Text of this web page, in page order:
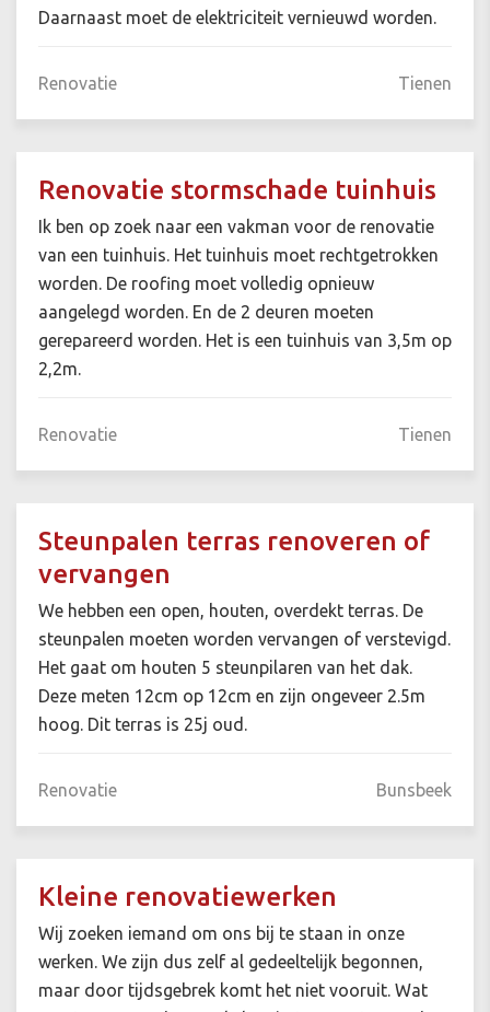
Daarnaast moet de elektriciteit vernieuwd worden.
Renovatie Tienen
Renovatie stormschade tuinhuis
Ik ben op zoek naar een vakman voor de renovatie
van een tuinhuis. Het tuinhuis moet rechtgetrokken
worden. De roofing moet volledig opnieuw
aangelegd worden. En de 2 deuren moeten
gerepareerd worden. Het is een tuinhuis van 3,5m op
2,2m.
Renovatie Tienen
Steunpalen terras renoveren of
vervangen
We hebben een open, houten, overdekt terras. De
steunpalen moeten worden vervangen of verstevigd.
Het gaat om houten 5 steunpilaren van het dak.
Deze meten 12cm op 12cm en zijn ongeveer 2.5m
hoog. Dit terras is 25j oud.
Renovatie Bunsbeek
Kleine renovatiewerken
Wij zoeken iemand om ons bij te staan in onze
werken. We zijn dus zelf al gedeeltelijk begonnen,
maar door tijdsgebrek komt het niet vooruit. Wat